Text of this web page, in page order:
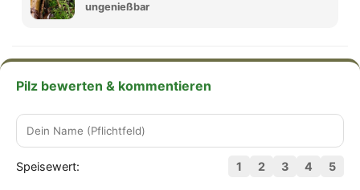
ungenießbar
Pilz bewerten & kommentieren
Speisewert: 1 2 3 4 5